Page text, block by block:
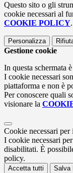
Questo sito o gli
cookie necessari al
COOKIE POLICY.
Personalizza
Gestione cookie
In questa schermata
I cookie necessari
piattaforma e non è
Per conoscere quali
visionare la
Cookie necessari
I cookie necessari
disabilitati. È
policy.
Accetta tutti Salva